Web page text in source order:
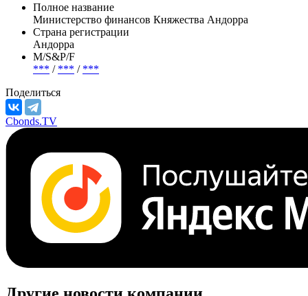
Полное название
Министерство финансов Княжества Андорра
Страна регистрации
Андорра
М/S&P/F
*** / *** / ***
Поделиться
Cbonds.TV